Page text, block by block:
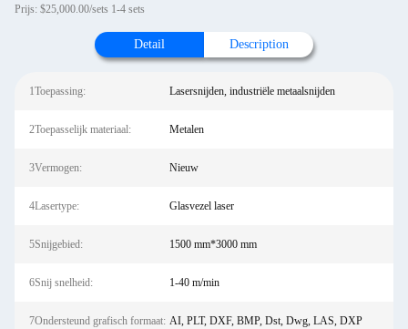
Prijs: $25,000.00/sets 1-4 sets
Detail Description
1Toepassing: Lasersnijden, industriële metaalsnijden
2Toepasselijk materiaal: Metalen
3Vermogen: Nieuw
4Lasertype: Glasvezel laser
5Snijgebied: 1500 mm*3000 mm
6Snij snelheid: 1-40 m/min
7Ondersteund grafisch formaat: AI, PLT, DXF, BMP, Dst, Dwg, LAS, DXP